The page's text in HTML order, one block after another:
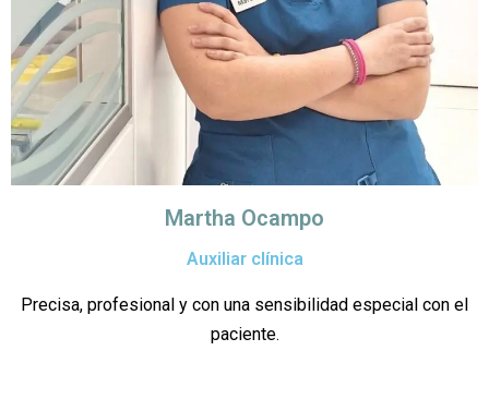
Martha Ocampo
Auxiliar clínica
Precisa, profesional y con una sensibilidad especial con el
paciente.